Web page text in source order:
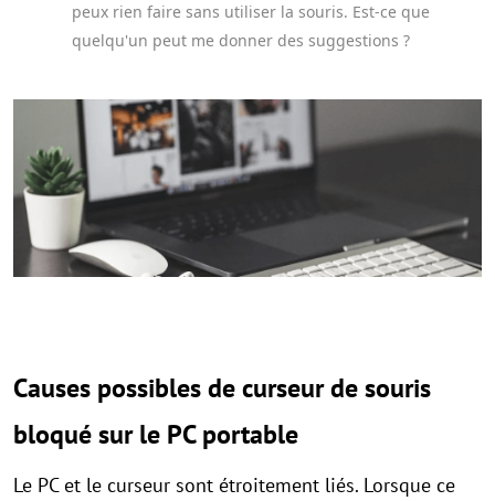
peux rien faire sans utiliser la souris. Est-ce que
quelqu'un peut me donner des suggestions ?
Causes possibles de curseur de souris
bloqué sur le PC portable
Le PC et le curseur sont étroitement liés. Lorsque ce